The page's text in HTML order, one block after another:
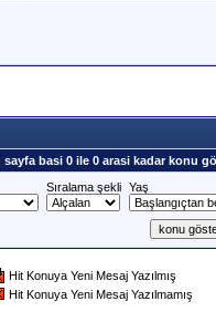
basi 0 ile 0 arasi kadar konu
Sıralama şekli Yaş
Hit Konuya Yeni Mesaj Yazılmış
Hit Konuya Yeni Mesaj Yazılmamış